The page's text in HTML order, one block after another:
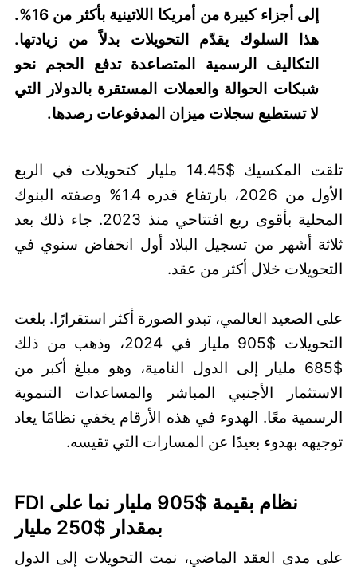
إلى أجزاء كبيرة من أمريكا اللاتينية بأكثر من 16%.
هذا السلوك يقدّم التحويلات بدلاً من زيادتها.
التكاليف الرسمية المتصاعدة تدفع الحجم نحو
شبكات الحوالة والعملات المستقرة بالدولار التي
لا تستطيع سجلات ميزان المدفوعات رصدها.
تلقت المكسيك $14.45 مليار كتحويلات في الربع
الأول من 2026، بارتفاع قدره 1.4% وصفته البنوك
المحلية بأقوى ربع افتتاحي منذ 2023. جاء ذلك بعد
ثلاثة أشهر من تسجيل البلاد أول انخفاض سنوي في
التحويلات خلال أكثر من عقد.
على الصعيد العالمي، تبدو الصورة أكثر استقرارًا. بلغت
التحويلات $905 مليار في 2024، وذهب من ذلك
$685 مليار إلى الدول النامية، وهو مبلغ أكبر من
الاستثمار الأجنبي المباشر والمساعدات التنموية
الرسمية معًا. الهدوء في هذه الأرقام يخفي نظامًا يعاد
توجيهه بهدوء بعيدًا عن المسارات التي تقيسه.
نظام بقيمة $905 مليار نما على FDI
بمقدار $250 مليار
على مدى العقد الماضي، نمت التحويلات إلى الدول